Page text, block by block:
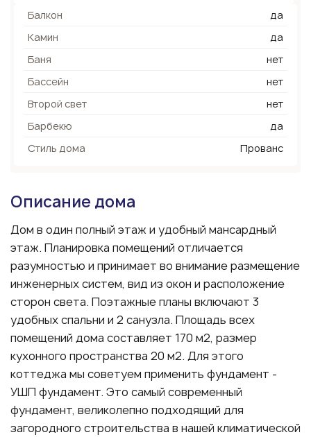
Балкон
да
Камин
да
Баня
нет
Бассейн
нет
Второй свет
нет
Барбекю
да
Стиль дома
Прованс
Описание дома
Дом в один полный этаж и удобный мансардный
этаж. Планировка помещений отличается
разумностью и принимает во внимание размещение
инженерных систем, вид из окон и расположение
сторон света. Поэтажные планы включают 3
удобных спальни и 2 санузла. Площадь всех
помещений дома составляет 170 м2, размер
кухонного пространства 20 м2. Для этого
коттеджа мы советуем применить фундамент -
УШП фундамент. Это самый современный
фундамент, великолепно подходящий для
загородного строительства в нашей климатической